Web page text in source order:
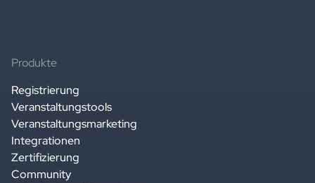
Produkte
Registrierung
Veranstaltungstools
Veranstaltungsmarketing
Integrationen
Zertifizierung
Community